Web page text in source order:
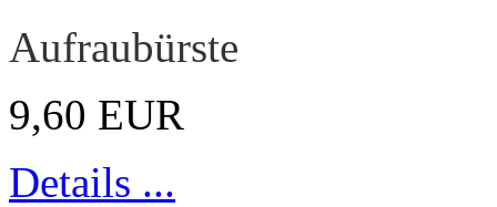
Aufraubürste
9,60 EUR
Details ...